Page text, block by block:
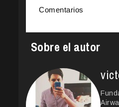
Comentarios
Sobre el autor